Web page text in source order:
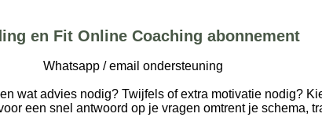
en Fit Online Coaching abonnement
Whatsapp / email ondersteuning
wat advies nodig? Twijfels of extra motivatie nodig?
een snel antwoord op je vragen omtrent je schema,